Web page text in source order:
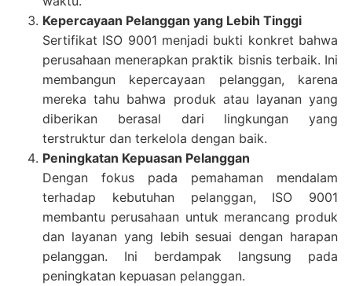
Kepercayaan Pelanggan yang Lebih Tinggi
Sertifikat ISO 9001 menjadi bukti konkret bahwa
perusahaan menerapkan praktik bisnis terbaik. Ini
membangun kepercayaan pelanggan, karena
mereka tahu bahwa produk atau layanan yang
diberikan berasal dari lingkungan yang
terstruktur dan terkelola dengan baik.
Peningkatan Kepuasan Pelanggan
Dengan fokus pada pemahaman mendalam
terhadap kebutuhan pelanggan, ISO 9001
membantu perusahaan untuk merancang produk
dan layanan yang lebih sesuai dengan harapan
pelanggan. Ini berdampak langsung pada
peningkatan kepuasan pelanggan.